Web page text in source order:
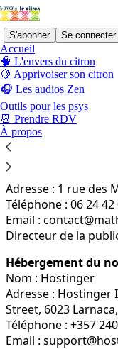
S'abonner Se connecter
Accueil
🧠 L'envers du citron
🍋 Apprivoiser son citron
🎧 Les audios Zen
Outils pour les psys
📆 Prendre RDV
À propos
Vous acceptez les
que lesConditions
fournisseur de
Éditeur du site :
SIREN : 848 732 715
Adresse : 1 rue des
Téléphone : 06 24 42
Email :
Directeur de la
Hébergement du
Nom : Hostinger
Adresse : Hostinger
Street, 6023
Téléphone : +357
Email :